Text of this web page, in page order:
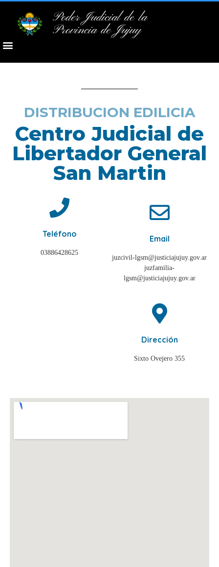
Poder Judicial de la
Provincia de Jujuy
DISTRIBUCION EDILICIA
Centro Judicial de
Libertador General
San Martin
Teléfono
03886428625
Email
juzcivil-lgsm@justiciajujuy.gov.ar
juzfamilia-
lgsm@justiciajujuy.gov.ar
Dirección
Sixto Ovejero 355